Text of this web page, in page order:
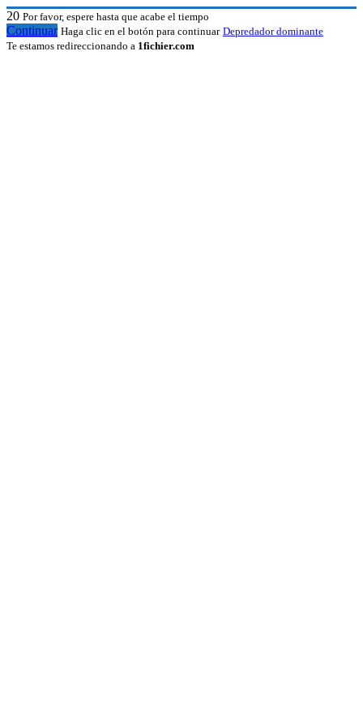
20 Por favor, espere hasta que acabe el tiempo
Continuar Haga clic en el botón para continuar Depredador dominante
Te estamos redireccionando a 1fichier.com